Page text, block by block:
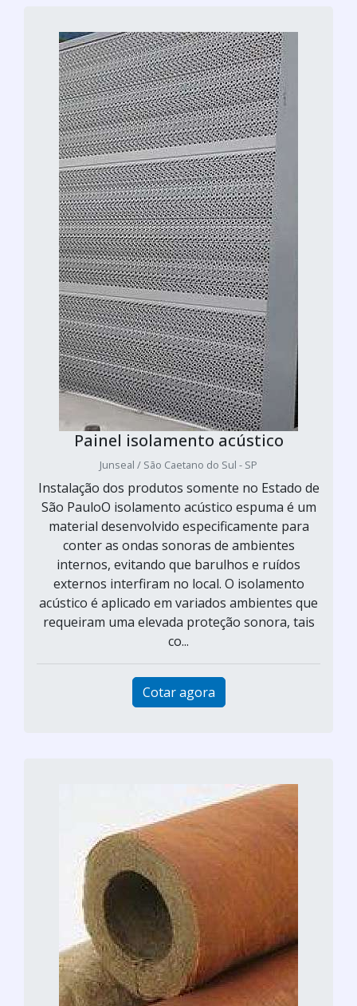
Painel isolamento acústico
Junseal / São Caetano do Sul - SP
Instalação dos produtos somente no Estado de
São PauloO isolamento acústico espuma é um
material desenvolvido especificamente para
conter as ondas sonoras de ambientes
internos, evitando que barulhos e ruídos
externos interfiram no local. O isolamento
acústico é aplicado em variados ambientes que
requeiram uma elevada proteção sonora, tais
co...
Cotar agora